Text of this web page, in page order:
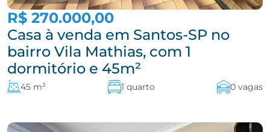
R$ 270.000,00
Casa à venda em Santos-SP no
bairro Vila Mathias, com 1
dormitório e 45m²
45 m² 1 quarto 0 vagas